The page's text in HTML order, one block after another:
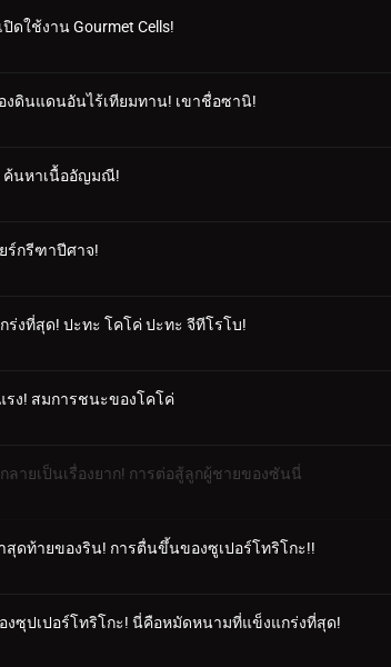
ดใช้งาน Gourmet Cells!
งดินแดนอันไร้เทียมทาน! เขาชื่อซานิ!
ค้นหาเนื้ออัญมณี!
ร์กรีฑาปีศาจ!
งที่สุด! ปะทะ โคโค่ ปะทะ จีทีโรโบ!
รง! สมการชนะของโคโค่
ายเป็นเรื่องยาก! การต่อสู้ลูกผู้ชายของซันนี่
สุดท้ายของริน! การตื่นขึ้นของซูเปอร์โทริโกะ!!
งซุปเปอร์โทริโกะ! นี่คือหมัดหนามที่แข็งแกร่งที่สุด!